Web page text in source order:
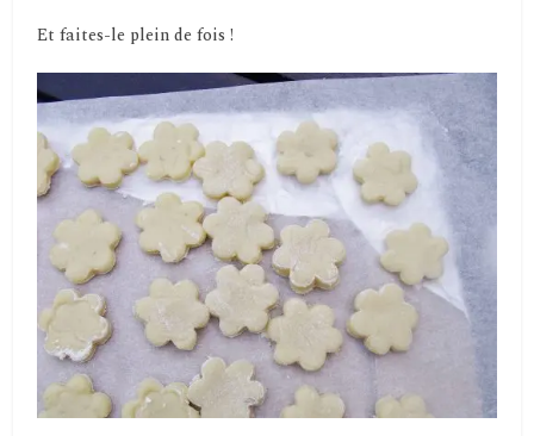
Et faites-le plein de fois !